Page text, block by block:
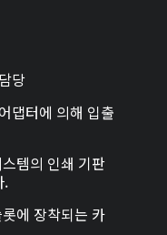
당
댑터에 의해 입출
템의 인쇄 기판
.
에 장착되는 카